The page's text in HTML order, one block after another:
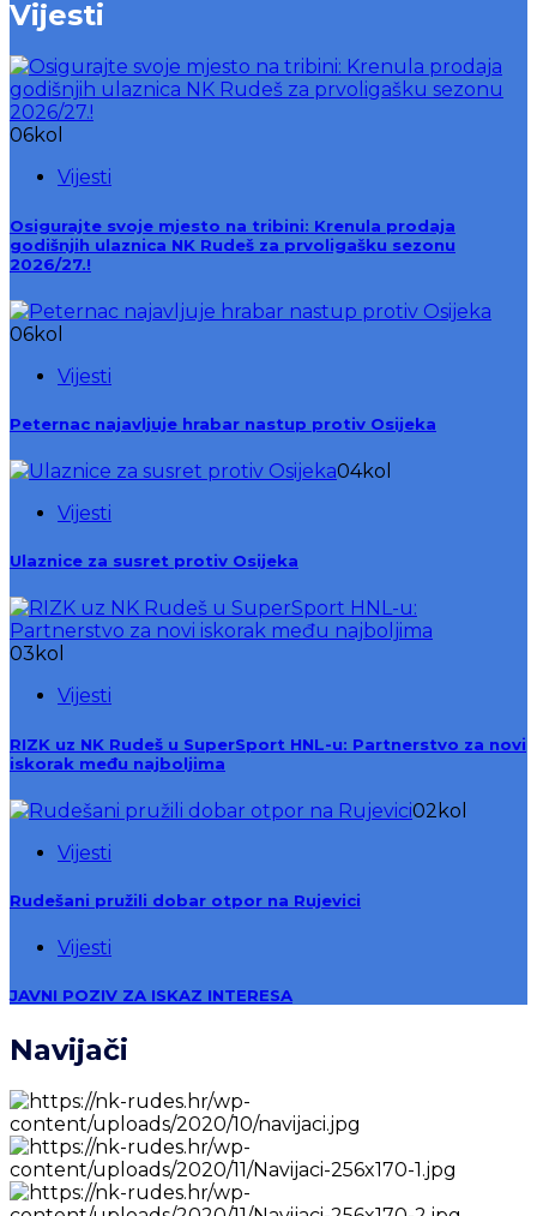
Vijesti
06kol
Vijesti
Osigurajte svoje mjesto na tribini: Krenula prodaja
godišnjih ulaznica NK Rudeš za prvoligašku sezonu
2026/27.!
06kol
Vijesti
Peternac najavljuje hrabar nastup protiv Osijeka
04kol
Vijesti
Ulaznice za susret protiv Osijeka
03 kol
Vijesti
RIZK uz NK Rudeš u SuperSport HNL-u: Partnerstvo za novi
iskorak među najboljima
02 kol
Vijesti
Rudešani pružili dobar otpor na Rujevici
Vijesti
JAVNI POZIV ZA ISKAZ INTERESA
Navijači